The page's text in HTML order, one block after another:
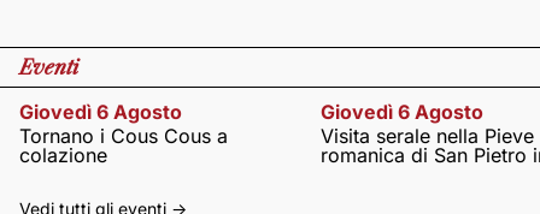
Eventi
Giovedì 6 Agosto
Tornano i Cous Cous a
colazione
Giovedì 6 Agosto
Visita serale nella Pieve
romanica di San Pietro
Vedi tutti gli eventi ->